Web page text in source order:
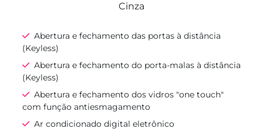
Cinza
Abertura e fechamento das portas à distância
(Keyless)
Abertura e fechamento do porta-malas à distância
(Keyless)
Abertura e fechamento dos vidros "one touch"
com função antiesmagamento
Ar condicionado digital eletrônico